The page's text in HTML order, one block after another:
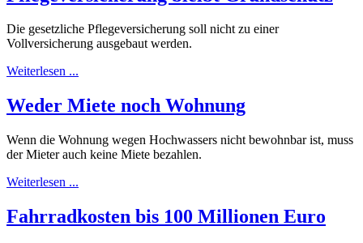
Die gesetzliche Pflegeversicherung soll nicht zu einer
Vollversicherung ausgebaut werden.
Weiterlesen ...
Weder Miete noch Wohnung
Wenn die Wohnung wegen Hochwassers nicht bewohnbar ist, muss
der Mieter auch keine Miete bezahlen.
Weiterlesen ...
Fahrradkosten bis 100 Millionen Euro